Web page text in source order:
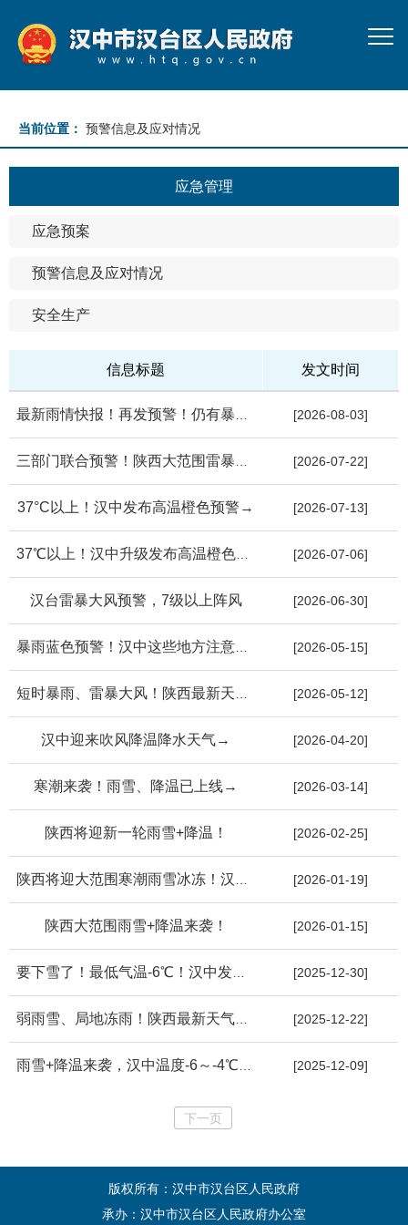
当前位置： 预警信息及应对情况
应急管理
应急预案
预警信息及应对情况
安全生产
信息标题 发文时间
[2026-08-03]
[2026-07-22]
37°C以上！汉中发布高温橙色预警→ [2026-07-13]
[2026-07-06]
汉台雷暴大风预警，7级以上阵风 [2026-06-30]
[2026-05-15]
[2026-05-12]
汉中迎来吹风降温降水天气→ [2026-04-20]
寒潮来袭！雨雪、降温已上线→ [2026-03-14]
陕西将迎新一轮雨雪+降温！ [2026-02-25]
[2026-01-19]
陕西大范围雨雪+降温来袭！ [2026-01-15]
[2025-12-30]
[2025-12-22]
[2025-12-09]
下一页
版权所有：汉中市汉台区人民政府
承办：汉中市汉台区人民政府办公室